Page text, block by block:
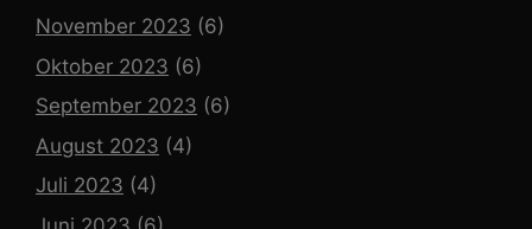
November 2023 (6)
Oktober 2023 (6)
September 2023 (6)
August 2023 (4)
Juli 2023 (4)